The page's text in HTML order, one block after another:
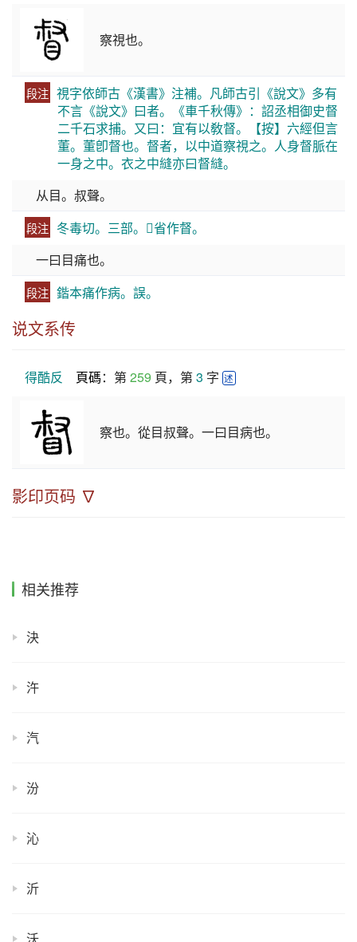
察視也。
段注 視字依師古《漢書》注補。凡師古引《說文》多有
不言《說文》曰者。《車千秋傳》：詔丞相御史督
二千石求捕。又曰：宜有以敎督。【按】六經但言
董。董卽督也。督者，以中道察視之。人身督脈在
一身之中。衣之中縫亦曰督縫。
从目。叔聲。
段注 冬毒切。三部。𣜩省作督。
一曰目痛也。
段注 鍇本痛作病。誤。
说文系传
得酷反 頁碼：第 259 頁，第 3 字 述
察也。從目叔聲。一曰目病也。
影印页码 ∇
相关推荐
決
汻
汽
汾
沁
沂